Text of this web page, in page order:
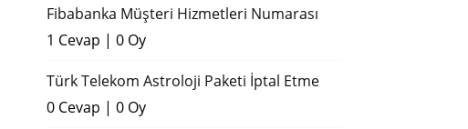
Fibabanka Müşteri Hizmetleri Numarası
1 Cevap | 0 Oy
Türk Telekom Astroloji Paketi İptal Etme
0 Cevap | 0 Oy